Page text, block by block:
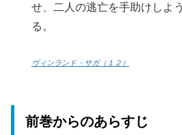
せ、二人の逃亡を手助けしよ
る。
ヴィンランド・サガ（１２）
前巻からのあらすじ